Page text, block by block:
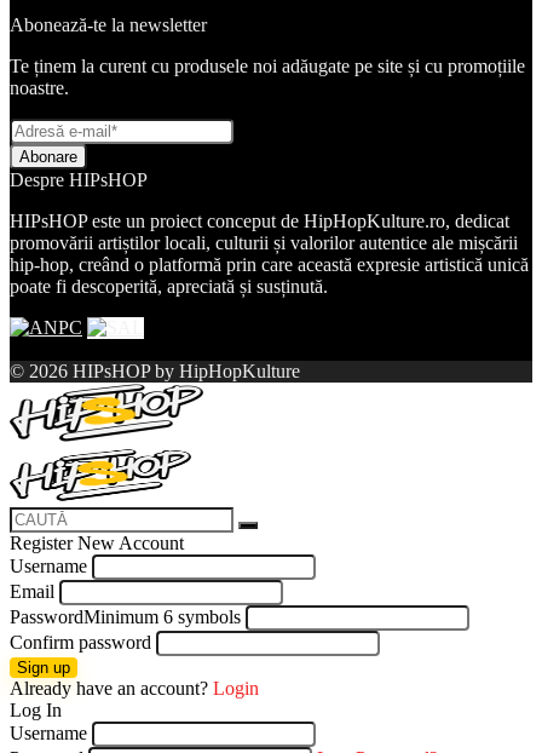
Abonează-te la newsletter
Te ținem la curent cu produsele noi adăugate pe site și cu promoțiile
noastre.
Despre HIPsHOP
HIPsHOP este un proiect conceput de HipHopKulture.ro, dedicat
promovării artiștilor locali, culturii și valorilor autentice ale mișcării
hip-hop, creând o platformă prin care această expresie artistică unică
poate fi descoperită, apreciată și susținută.
© 2026 HIPsHOP by HipHopKulture
Register New Account
Username
Email
PasswordMinimum 6 symbols
Confirm password
Sign up
Already have an account? Login
Log In
Username